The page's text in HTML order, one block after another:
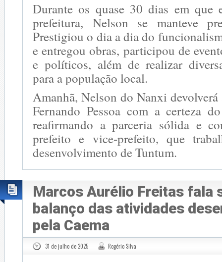
Durante os quase 30 dias em que
prefeitura, Nelson se manteve
Prestigiou o dia a dia do
e entregou obras, participou de
e políticos, além de realizar
para a população local.
Amanhã, Nelson do Nanxi
Fernando Pessoa com a certeza
reafirmando a parceria sólida e
prefeito e vice-prefeito, que
desenvolvimento de Tuntum.
Marcos Aurélio Freitas fala
balanço das atividades
pela Caema
31 de julho de 2025 Rogério Silva